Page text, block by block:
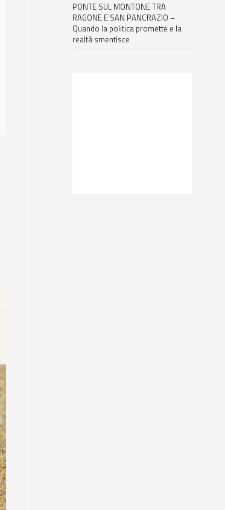
PONTE SUL MONTONE TRA
RAGONE E SAN PANCRAZIO –
Quando la politica promette e la
realtà smentisce